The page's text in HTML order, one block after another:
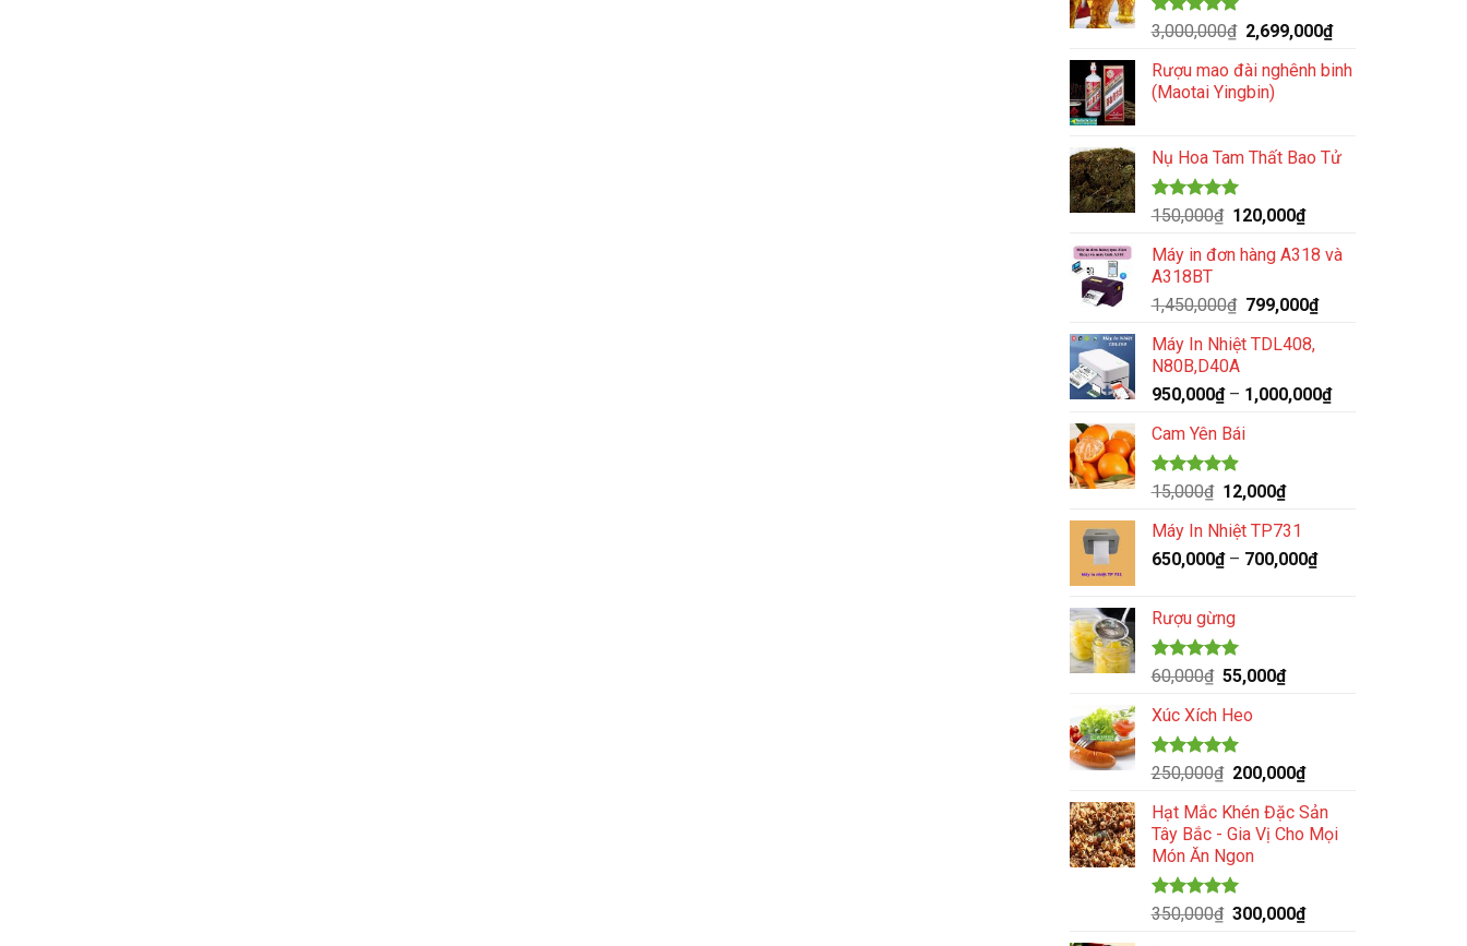
350,000₫.
Được xếp
5 sao
3,000,000₫ Giá
là:
3,000,000₫.
2,699,000₫Giá
tại
Rượu mao đài nghênh binh
(Maotai Yingbin)
Nụ Hoa Tam Thất Bao Tử
Được xếp
5.00
5 sao
150,000₫ Giá
là:
120,000₫Giá
tại
120,000₫.
Máy in đơn hàng A318 và
A318BT
1,450,000₫ Giá
là:
799,000₫Giá
799,000₫.
Máy In Nhiệt TDL408,
N80B,D40A
950,000₫– 1,000,000₫
Cam Yên Bái
Được xếp
4.89
5 sao
15,000₫ Giá
là:
15,000₫.
12,000₫Giá
tại
là:
Máy In Nhiệt TP731
650,000₫– 700,000₫
Rượu gừng
Được xếp
5.00
5 sao
60,000₫ Giá
là:
60,000₫.
55,000₫Giá
55,000₫.
Xúc Xích Heo
Được xếp
5.00
5 sao
250,000₫ Giá
là:
250,000₫.
200,000₫Giá
tại
là:
Hạt Mắc Khén Đặc Sản
Tây Bắc - Gia Vị Cho Mọi
Món Ăn Ngon
Được xếp
5.00
350,000₫ Giá
300,000₫Giá